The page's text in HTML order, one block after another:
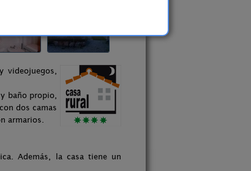
videojuegos,
baño propio,
dos camas
armarios.
Además, la casa tiene un